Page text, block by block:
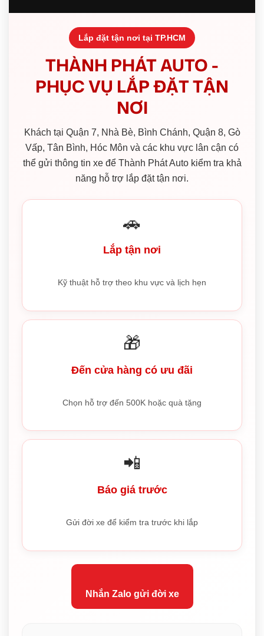
Lắp đặt tận nơi tại TP.HCM
THÀNH PHÁT AUTO -
PHỤC VỤ LẮP ĐẶT TẬN
NƠI
Khách tại Quận 7, Nhà Bè, Bình Chánh, Quận 8, Gò
Vấp, Tân Bình, Hóc Môn và các khu vực lân cận có
thể gửi thông tin xe để Thành Phát Auto kiểm tra khả
năng hỗ trợ lắp đặt tận nơi.
🚗
Lắp tận nơi
Kỹ thuật hỗ trợ theo khu vực và lịch hẹn
🎁
Đến cửa hàng có ưu đãi
Chọn hỗ trợ đến 500K hoặc quà tặng
📲
Báo giá trước
Gửi đời xe để kiểm tra trước khi lắp
Nhắn Zalo gửi đời xe